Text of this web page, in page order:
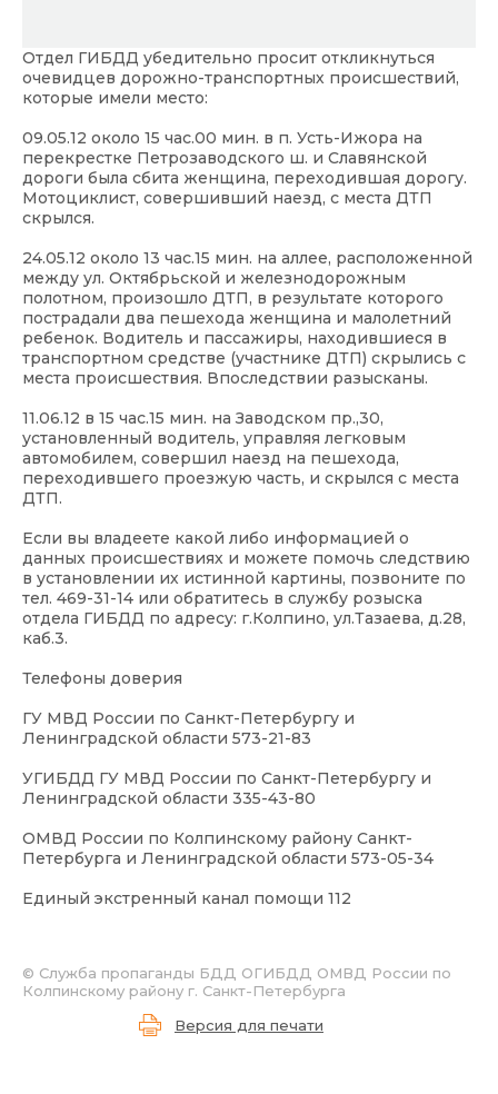
Отдел ГИБДД убедительно просит откликнуться
очевидцев дорожно-транспортных происшествий,
которые имели место:
09.05.12 около 15 час.00 мин. в п. Усть-Ижора на
перекрестке Петрозаводского ш. и Славянской
дороги была сбита женщина, переходившая дорогу.
Мотоциклист, совершивший наезд, с места ДТП
скрылся.
24.05.12 около 13 час.15 мин. на аллее, расположенной
между ул. Октябрьской и железнодорожным
полотном, произошло ДТП, в результате которого
пострадали два пешехода женщина и малолетний
ребенок. Водитель и пассажиры, находившиеся в
транспортном средстве (участнике ДТП) скрылись с
места происшествия. Впоследствии разысканы.
11.06.12 в 15 час.15 мин. на Заводском пр.,30,
установленный водитель, управляя легковым
автомобилем, совершил наезд на пешехода,
переходившего проезжую часть, и скрылся с места
ДТП.
Если вы владеете какой либо информацией о
данных происшествиях и можете помочь следствию
в установлении их истинной картины, позвоните по
тел. 469-31-14 или обратитесь в службу розыска
отдела ГИБДД по адресу: г.Колпино, ул.Тазаева, д.28,
каб.3.
Телефоны доверия
ГУ МВД России по Санкт-Петербургу и
Ленинградской области 573-21-83
УГИБДД ГУ МВД России по Санкт-Петербургу и
Ленинградской области 335-43-80
ОМВД России по Колпинскому району Санкт-
Петербурга и Ленинградской области 573-05-34
Единый экстренный канал помощи 112
© Служба пропаганды БДД ОГИБДД ОМВД России по
Колпинскому району г. Санкт-Петербурга
Версия для печати